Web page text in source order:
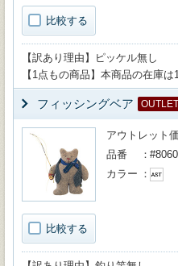
比較する
【訳あり理由】ピッケル無し
【1点もの商品】本商品の在庫は
フィッシングベア OUTLET
比較する
アウトレット
品番
カラー